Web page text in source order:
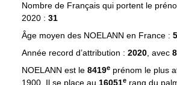
Nombre de Français qui portent le
2020 : 31
Âge moyen des NOELANN en France : 5
Année record d’attribution : 2020, avec 8
NOELANN est le 8419eprénom le plus
1900. Il se place au 16051e rang du